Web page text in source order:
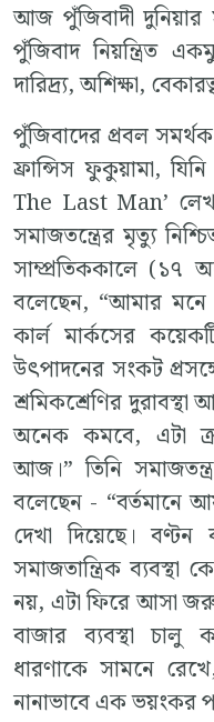
আজ পুঁজিবাদী
পুঁজিবাদ নিয়ন্ত্রিত
দারিদ্র্য, অশিক্ষা,
পুঁজিবাদের প্রবল সমর্থক
ফ্রান্সিস ফুকুয়ামা,
The Last Man’
সমাজতন্ত্রের মৃত্যু
সাম্প্রতিককালে (১৭
বলেছেন, “আমার মনে
কার্ল মার্কসের
উৎপাদনের সংকট
শ্রমিকশ্রেণির
অনেক কমবে, এটা
আজ।” তিনি
বলেছেন - “বর্তমানে
দেখা দিয়েছে। বণ্টন
সমাজতান্ত্রিক
নয়, এটা ফিরে আসা
বাজার ব্যবস্থা চালু
ধারণাকে সামনে
নানাভাবে এক ভয়ংকর